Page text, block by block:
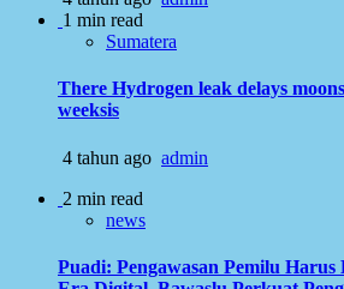
1 min read
Sumatera
There Hydrogen leak delays
weeksis
4 tahun ago admin
2 min read
news
Puadi: Pengawasan Pemilu